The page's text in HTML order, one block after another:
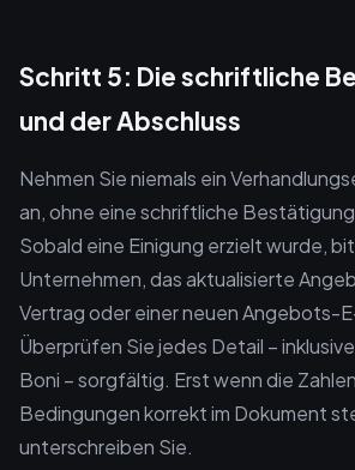
Schritt 5: Die schriftliche
und der Abschluss
Nehmen Sie niemals ein
an, ohne eine schriftliche
Sobald eine Einigung erzielt wurde,
Unternehmen, das aktualisierte
Vertrag oder einer neuen Angebots-
Überprüfen Sie jedes Detail –
Boni – sorgfältig. Erst wenn die
Bedingungen korrekt im Dokument
unterschreiben Sie.